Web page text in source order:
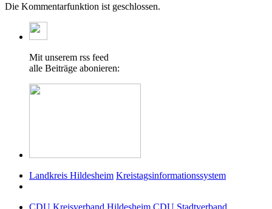
Die Kommentarfunktion ist geschlossen.
Mit unserem rss feed
alle Beiträge abonieren:
Landkreis Hildesheim Kreistagsinformationssystem
CDU Kreisverband Hildesheim CDU Stadtverband